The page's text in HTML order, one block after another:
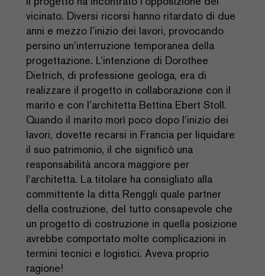
vicinato. Diversi ricorsi hanno ritardato di due
anni e mezzo l’inizio dei lavori, provocando
persino un’interruzione temporanea della
progettazione. L’intenzione di Dorothee
Dietrich, di professione geologa, era di
realizzare il progetto in collaborazione con il
marito e con l’architetta Bettina Ebert Stoll.
Quando il marito morì poco dopo l’inizio dei
lavori, dovette recarsi in Francia per liquidare
il suo patrimonio, il che significò una
responsabilità ancora maggiore per
l’architetta. La titolare ha consigliato alla
committente la ditta Renggli quale partner
della costruzione, del tutto consapevole che
un progetto di costruzione in quella posizione
avrebbe comportato molte complicazioni in
termini tecnici e logistici. Aveva proprio
ragione!